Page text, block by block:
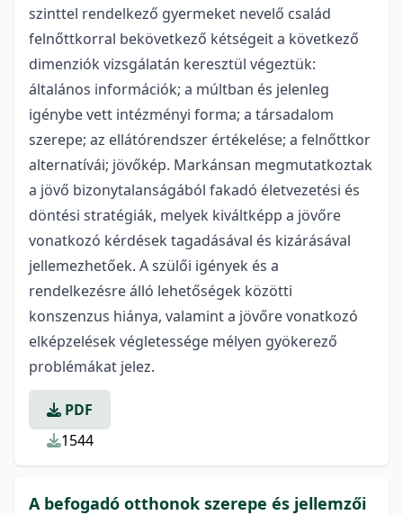
szinttel rendelkező gyermeket nevelő család
felnőttkorral bekövetkező kétségeit a következő
dimenziók vizsgálatán keresztül végeztük:
általános információk; a múltban és jelenleg
igénybe vett intézményi forma; a társadalom
szerepe; az ellátórendszer értékelése; a felnőttkor
alternatívái; jövőkép. Markánsan megmutatkoztak
a jövő bizonytalanságából fakadó életvezetési és
döntési stratégiák, melyek kiváltképp a jövőre
vonatkozó kérdések tagadásával és kizárásával
jellemezhetőek. A szülői igények és a
rendelkezésre álló lehetőségek közötti
konszenzus hiánya, valamint a jövőre vonatkozó
elképzelések végletessége mélyen gyökerező
problémákat jelez.
PDF
1544
A befogadó otthonok szerepe és jellemzői